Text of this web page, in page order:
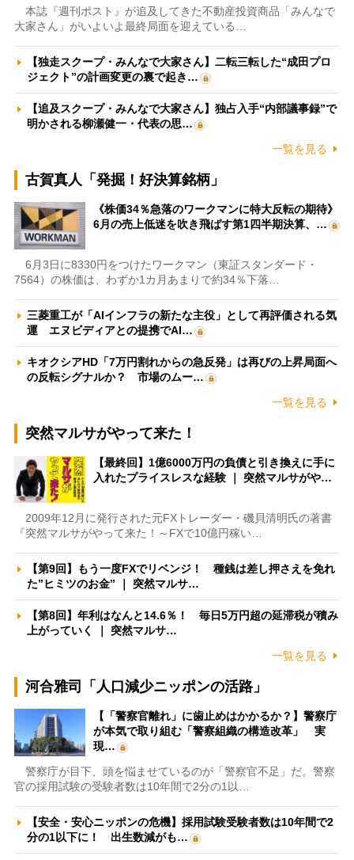
本誌『週刊ポスト』が追及してきた不動産投資商品「みんなで
大家さん」がいよいよ最終局面を迎えている…
【独走スクープ・みんなで大家さん】二転三転した“成田プロ
ジェクト”の計画変更の裏で起き…
【追及スクープ・みんなで大家さん】独占入手“内部議事録”で
明かされる柳瀬健一・代表の思…
一覧を見る
古賀真人「発掘！好決算銘柄」
《株価34％急落のワークマンに特大反転の期待》
6月の売上低迷を吹き飛ばす第1四半期決算、…
6月3日に8330円をつけたワークマン（東証スタンダード・
7564）の株価は、わずか1カ月あまりで約34％下落…
三菱重工が「AIインフラの新たな主役」として再評価される気
運 エヌビディアとの提携でAI…
キオクシアHD「7万円割れからの急反発」は再びの上昇局面へ
の反転シグナルか？ 市場のムー…
一覧を見る
突然マルサがやって来た！
【最終回】1億6000万円の負債と引き換えに手に
入れたプライスレスな経験 ｜ 突然マルサがや…
2009年12月に発行された元FXトレーダー・磯貝清明氏の著書
『突然マルサがやって来た！～FXで10億円稼い…
【第9回】もう一度FXでリベンジ！ 種銭は差し押さえを免れ
た”ヒミツのお金” ｜ 突然マルサ…
【第8回】年利はなんと14.6％！ 毎日5万円超の延滞税が積み
上がっていく ｜ 突然マルサ…
一覧を見る
河合雅司「人口減少ニッポンの活路」
【「警察官離れ」に歯止めはかかるか？】警察庁
が本気で取り組む「警察組織の構造改革」 実
現…
警察庁が目下、頭を悩ませているのが「警察官不足」だ。警察
官の採用試験の受験者数は10年間で2分の1以…
【安全・安心ニッポンの危機】採用試験受験者数は10年間で2
分の1以下に！ 出生数減がも…